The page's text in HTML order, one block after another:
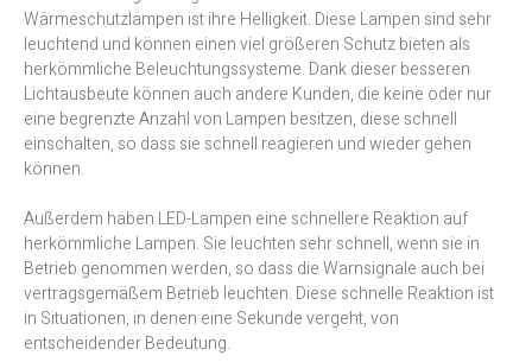
Wärmeschutzlampen ist ihre Helligkeit. Diese Lampen sind sehr
leuchtend und können einen viel größeren Schutz bieten als
herkömmliche Beleuchtungssysteme. Dank dieser besseren
Lichtausbeute können auch andere Kunden, die keine oder nur
eine begrenzte Anzahl von Lampen besitzen, diese schnell
einschalten, so dass sie schnell reagieren und wieder gehen
können.
Außerdem haben LED-Lampen eine schnellere Reaktion auf
herkömmliche Lampen. Sie leuchten sehr schnell, wenn sie in
Betrieb genommen werden, so dass die Warnsignale auch bei
vertragsgemäßem Betrieb leuchten. Diese schnelle Reaktion ist
in Situationen, in denen eine Sekunde vergeht, von
entscheidender Bedeutung.